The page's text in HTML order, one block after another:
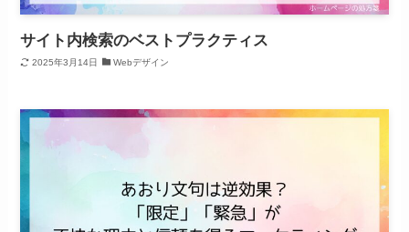
サイト内検索のベストプラクティス
2025年3月14日 Webデザイン